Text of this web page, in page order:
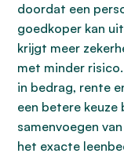
doordat een
goedkoper kan
krijgt meer
met minder
in bedrag, rente
een betere keuze
samenvoegen
het exacte